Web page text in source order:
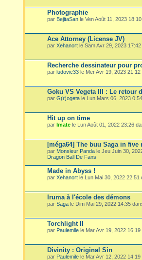
Photographie
par BejitaSan le Ven Août 11, 2023
Ace Attorney (License JV)
par Xehanort le Sam Avr 29, 2023
Recherche dessinateur pour
par ludovic33 le Mer Avr 19, 2023
Goku VS Vegeta III : Le retour
par G(r)ogeta le Lun Mars 06, 2023
Hit up on time
par Imate le Lun Août 01, 2022 23:26
[méga64] The buu Saga in five
par Monsieur Panda le Jeu Juin 30,
Dragon Ball De Fans
Made in Abyss !
par Xehanort le Lun Mai 30, 2022 22:51
Iruma à l'école des démons
par Saga le Dim Mai 29, 2022 14:35
Torchlight II
par Paulemile le Mar Avr 19, 2022
Divinity : Original Sin
par Paulemile le Mar Avr 12, 2022